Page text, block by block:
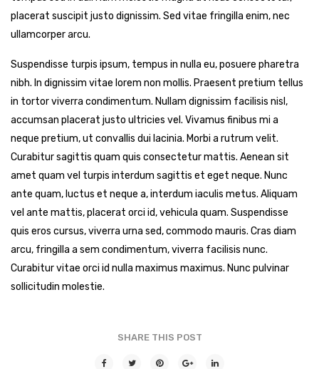
placerat suscipit justo dignissim. Sed vitae fringilla enim, nec
ullamcorper arcu.
Suspendisse turpis ipsum, tempus in nulla eu, posuere pharetra
nibh. In dignissim vitae lorem non mollis. Praesent pretium tellus
in tortor viverra condimentum. Nullam dignissim facilisis nisl,
accumsan placerat justo ultricies vel. Vivamus finibus mi a
neque pretium, ut convallis dui lacinia. Morbi a rutrum velit.
Curabitur sagittis quam quis consectetur mattis. Aenean sit
amet quam vel turpis interdum sagittis et eget neque. Nunc
ante quam, luctus et neque a, interdum iaculis metus. Aliquam
vel ante mattis, placerat orci id, vehicula quam. Suspendisse
quis eros cursus, viverra urna sed, commodo mauris. Cras diam
arcu, fringilla a sem condimentum, viverra facilisis nunc.
Curabitur vitae orci id nulla maximus maximus. Nunc pulvinar
sollicitudin molestie.
SHARE THIS POST